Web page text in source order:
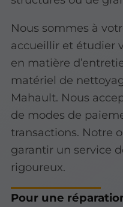
Nous sommes à
accueillir et étudier
en matière
matériel de
Mahault. Nous
de modes de
transactions. Notre
garantir un service
rigoureux.
Pour une